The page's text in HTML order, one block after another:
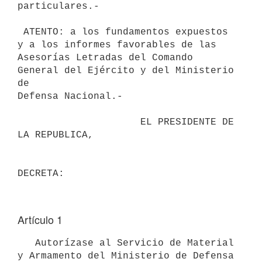
particulares.-
y a los informes favorables de las
Asesorías Letradas del Comando
General del Ejército y del Ministerio
de
Defensa Nacional.-
LA REPUBLICA,
Artículo 1
y Armamento del Ministerio de Defensa